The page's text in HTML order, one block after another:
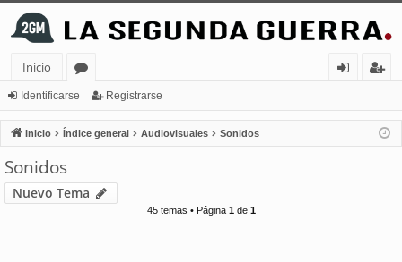
Inicio
or
os
nt
ifi
ist
ra
Identificarse Registrarse
Inicio Índice general Audiovisuales Sonidos
Sonidos
Nuevo Tema
45 temas • Página 1de 1